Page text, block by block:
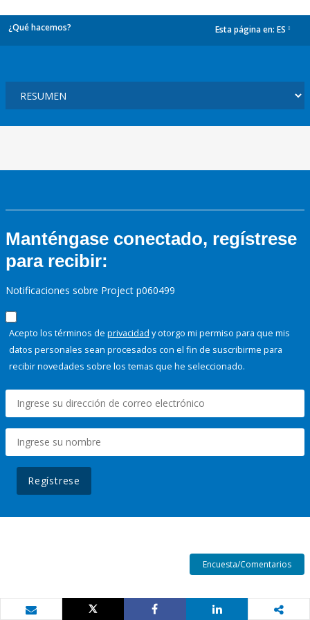
¿Qué hacemos? Esta página en: ES
Manténgase conectado, regístrese
para recibir:
Notificaciones sobre Project p060499
Acepto los términos de privacidad y otorgo mi permiso para que mis
datos personales sean procesados con el fin de suscribirme para
recibir novedades sobre los temas que he seleccionado.
Regístrese
Encuesta/Comentarios